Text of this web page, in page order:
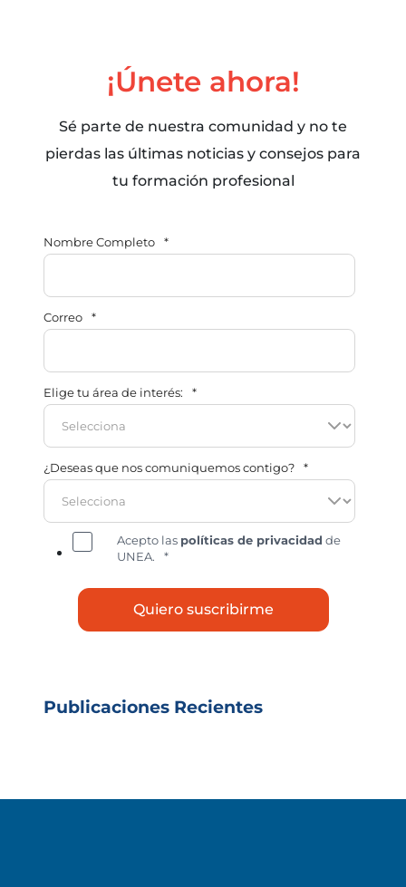
¡Únete ahora!
Sé parte de nuestra comunidad y no te
pierdas las últimas noticias y consejos para
tu formación profesional
Nombre Completo *
Correo *
Elige tu área de interés: *
¿Deseas que nos comuniquemos contigo? *
Acepto las políticas de privacidad de
UNEA.
*
Publicaciones Recientes